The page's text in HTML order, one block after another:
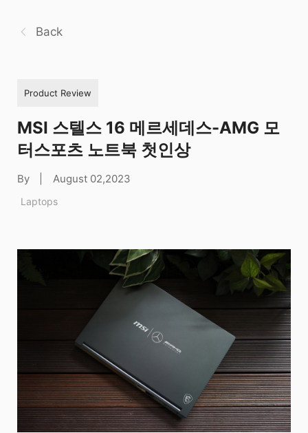
Back
Product Review
MSI 스텔스 16 메르세데스-AMG 모
터스포츠 노트북 첫인상
By August 02,2023
Laptops